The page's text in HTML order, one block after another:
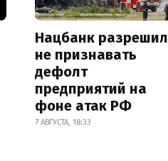
Нацбанк разрешил
не признавать
дефолт
предприятий на
фоне атак РФ
7 АВГУСТА, 18:33